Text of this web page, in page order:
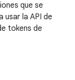
que se
usar la API de
tokens de